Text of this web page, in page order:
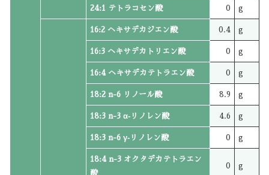
24:1 テトラコセン酸 0 g
16:2 ヘキサデカジエン酸 0.4 g
16:3 ヘキサデカトリエン酸 0 g
16:4 ヘキサデカテトラエン酸 0 g
18:2 n-6 リノール酸 8.9 g
18:3 n-3 α‐リノレン酸 4.6 g
18:3 n-6 γ‐リノレン酸 0 g
18:4 n-3 オクタデカテトラエン
酸
0 g